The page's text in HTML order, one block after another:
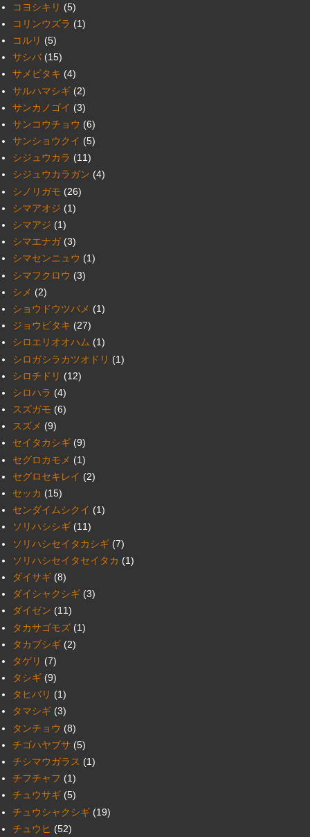
コヨシキリ (5)
コリンウズラ (1)
コルリ (5)
サシバ (15)
サメビタキ (4)
サルハマシギ (2)
サンカノゴイ (3)
サンコウチョウ (6)
サンショウクイ (5)
シジュウカラ (11)
シジュウカラガン (4)
シノリガモ (26)
シマアオジ (1)
シマアジ (1)
シマエナガ (3)
シマセンニュウ (1)
シマフクロウ (3)
シメ (2)
ショウドウツバメ (1)
ジョウビタキ (27)
シロエリオオハム (1)
シロガシラカツオドリ (1)
シロチドリ (12)
シロハラ (4)
スズガモ (6)
スズメ (9)
セイタカシギ (9)
セグロカモメ (1)
セグロセキレイ (2)
セッカ (15)
センダイムシクイ (1)
ソリハシシギ (11)
ソリハシセイタカシギ (7)
ソリハシセイタセイタカ (1)
ダイサギ (8)
ダイシャクシギ (3)
ダイゼン (11)
タカサゴモズ (1)
タカブシギ (2)
タゲリ (7)
タシギ (9)
タヒバリ (1)
タマシギ (3)
タンチョウ (8)
チゴハヤブサ (5)
チシマウガラス (1)
チフチャフ (1)
チュウサギ (5)
チュウシャクシギ (19)
チュウヒ (52)